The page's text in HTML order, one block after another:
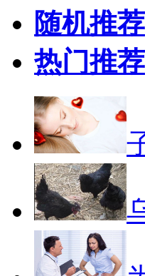
随机推荐
热门推荐